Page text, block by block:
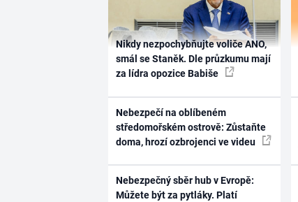
Nikdy nezpochybňujte voliče ANO,
smál se Staněk. Dle průzkumu mají
za lídra opozice Babiše
Nebezpečí na oblíbeném
středomořském ostrově: Zůstaňte
doma, hrozí ozbrojenci ve videu
Nebezpečný sběr hub v Evropě:
Můžete být za pytláky. Platí